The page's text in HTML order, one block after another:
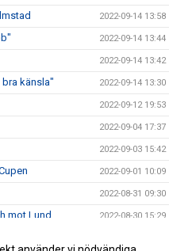
2022-09-14 13:58
2022-09-14 13:44
2022-09-14 13:42
känsla" 2022-09-14 13:30
2022-09-12 19:53
2022-09-04 17:37
2022-09-03 15:42
2022-09-01 10:09
2022-08-31 09:30
mot Lund 2022-08-30 15:29